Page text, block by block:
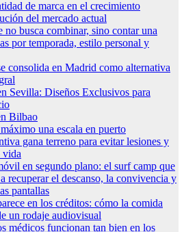
de marca en el crecimiento
del mercado actual
no busca combinar, sino contar una
por temporada, estilo personal y
consolida en Madrid como alternativa
Sevilla: Diseños Exclusivos para
Bilbao
una escala en puerto
gana terreno para evitar lesiones y
vida
en segundo plano: el surf camp que
recuperar el descanso, la convivencia y
pantallas
en los créditos: cómo la comida
un rodaje audiovisual
médicos funcionan tan bien en los